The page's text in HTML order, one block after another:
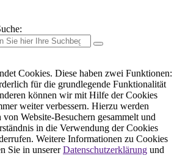
Cookies. Diese haben zwei Funktionen:
für die grundlegende Funktionalität
können wir mit Hilfe der Cookies
weiter verbessern. Hierzu werden
Website-Besuchern gesammelt und
in die Verwendung der Cookies
Weitere Informationen zu Cookies
Sie in unsererDatenschutzerklärung und